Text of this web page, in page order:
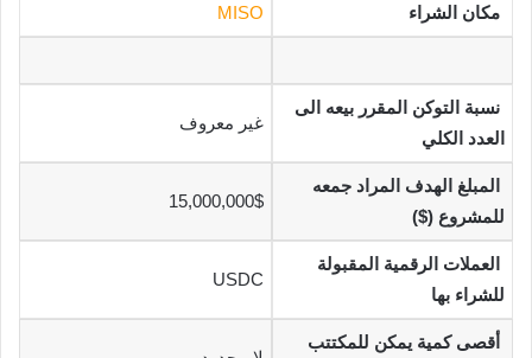
مكان الشراء MISO
نسبة التوكن المقرر بيعه الى
العدد الكلي
غير معروف
المبلغ الهدف المراد جمعه
للمشروع ($)
15,000,000$
العملات الرقمية المقبولة
للشراء بها
USDC
أقصى كمية يمكن للمكتتب